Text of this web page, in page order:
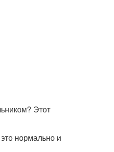
Этот
нормально и